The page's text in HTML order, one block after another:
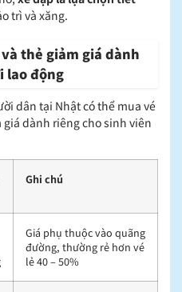
trì và xăng.
thẻ giảm giá dành
lao động
dân tại Nhật có thể mua vé
dành riêng cho sinh viên
Ghi chú
Giá phụ thuộc vào quãng
đường, thường rẻ hơn vé
lẻ 40 – 50%